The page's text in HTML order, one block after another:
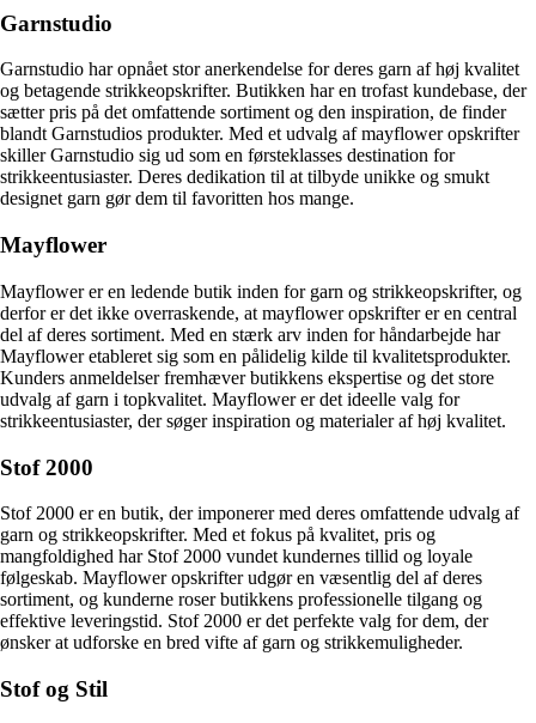
Garnstudio
Garnstudio har opnået stor anerkendelse for deres garn af høj kvalitet
og betagende strikkeopskrifter. Butikken har en trofast kundebase, der
sætter pris på det omfattende sortiment og den inspiration, de finder
blandt Garnstudios produkter. Med et udvalg af mayflower opskrifter
skiller Garnstudio sig ud som en førsteklasses destination for
strikkeentusiaster. Deres dedikation til at tilbyde unikke og smukt
designet garn gør dem til favoritten hos mange.
Mayflower
Mayflower er en ledende butik inden for garn og strikkeopskrifter, og
derfor er det ikke overraskende, at mayflower opskrifter er en central
del af deres sortiment. Med en stærk arv inden for håndarbejde har
Mayflower etableret sig som en pålidelig kilde til kvalitetsprodukter.
Kunders anmeldelser fremhæver butikkens ekspertise og det store
udvalg af garn i topkvalitet. Mayflower er det ideelle valg for
strikkeentusiaster, der søger inspiration og materialer af høj kvalitet.
Stof 2000
Stof 2000 er en butik, der imponerer med deres omfattende udvalg af
garn og strikkeopskrifter. Med et fokus på kvalitet, pris og
mangfoldighed har Stof 2000 vundet kundernes tillid og loyale
følgeskab. Mayflower opskrifter udgør en væsentlig del af deres
sortiment, og kunderne roser butikkens professionelle tilgang og
effektive leveringstid. Stof 2000 er det perfekte valg for dem, der
ønsker at udforske en bred vifte af garn og strikkemuligheder.
Stof og Stil